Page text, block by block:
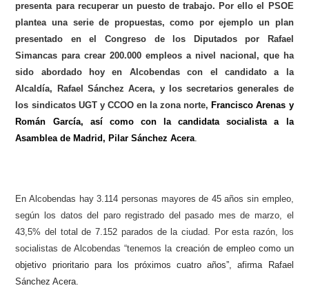
presenta para recuperar un puesto de trabajo. Por ello el PSOE
plantea una serie de propuestas, como por ejemplo un plan
presentado en el Congreso de los Diputados por Rafael
Simancas para crear 200.000 empleos a nivel nacional, que ha
sido abordado hoy en Alcobendas con el candidato a la
Alcaldía, Rafael Sánchez Acera, y los secretarios generales de
los sindicatos UGT y CCOO en la zona norte, Francisco Arenas y
Román García, así como con la candidata socialista a la
Asamblea de Madrid, Pilar Sánchez Acera.
En Alcobendas hay 3.114 personas mayores de 45 años sin empleo,
según los datos del paro registrado del pasado mes de marzo, el
43,5% del total de 7.152 parados de la ciudad. Por esta razón, los
socialistas de Alcobendas “tenemos la creación de empleo como un
objetivo prioritario para los próximos cuatro años”, afirma Rafael
Sánchez Acera.